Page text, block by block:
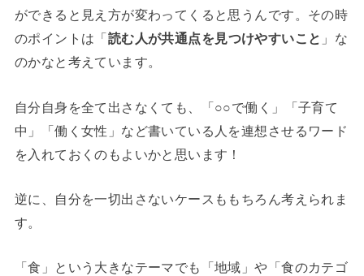
ができると見え方が変わってくると思うんです。その時
のポイントは「読む人が共通点を見つけやすいこと 」な
のかなと考えています。
自分自身を全て出さなくても、「○○で働く」「子育て
中」「働く女性」など書いている人を連想させるワード
を入れておくのもよいかと思います！
逆に、自分を一切出さないケースももちろん考えられま
す。
「食」という大きなテーマでも「地域」や「食のカテゴ